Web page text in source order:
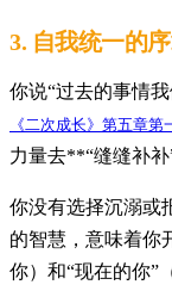
3. 自我统一的
你说“过去的事情
《二次成长》第五章
力量去**“缝缝补
你没有选择沉溺或
的智慧，意味着你
你）和“现在的你”